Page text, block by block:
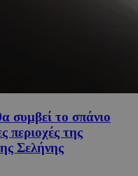
συμβεί το σπάνιο
περιοχές της
Σελήνης